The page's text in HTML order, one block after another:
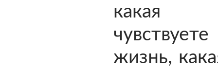
какая
жизнь,